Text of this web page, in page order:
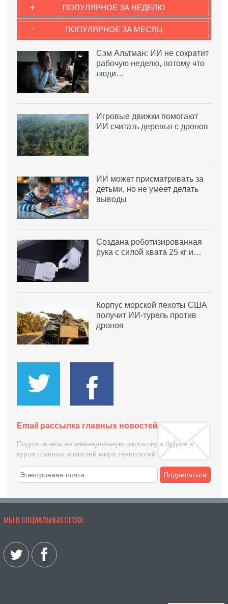
ПОПУЛЯРНОЕ ЗА НЕДЕЛЮ
+
ПОПУЛЯРНОЕ ЗА МЕСЯЦ
-
Сэм Альтман: ИИ не сократит
рабочую неделю, потому что
люди…
Игровые движки помогают
ИИ считать деревья с дронов
ИИ может присматривать за
детьми, но не умеет делать
выводы
Создана роботизированная
рука с силой хвата 25 кг и…
Корпус морской пехоты США
получит ИИ-турель против
дронов
Email рассылка главных новостей
Подпишитесь на еженедельную рассылку и будьте в
курсе главных новостей мира технологий
Подписаться
МЫ В СОЦИАЛЬНЫХ СЕТЯХ: